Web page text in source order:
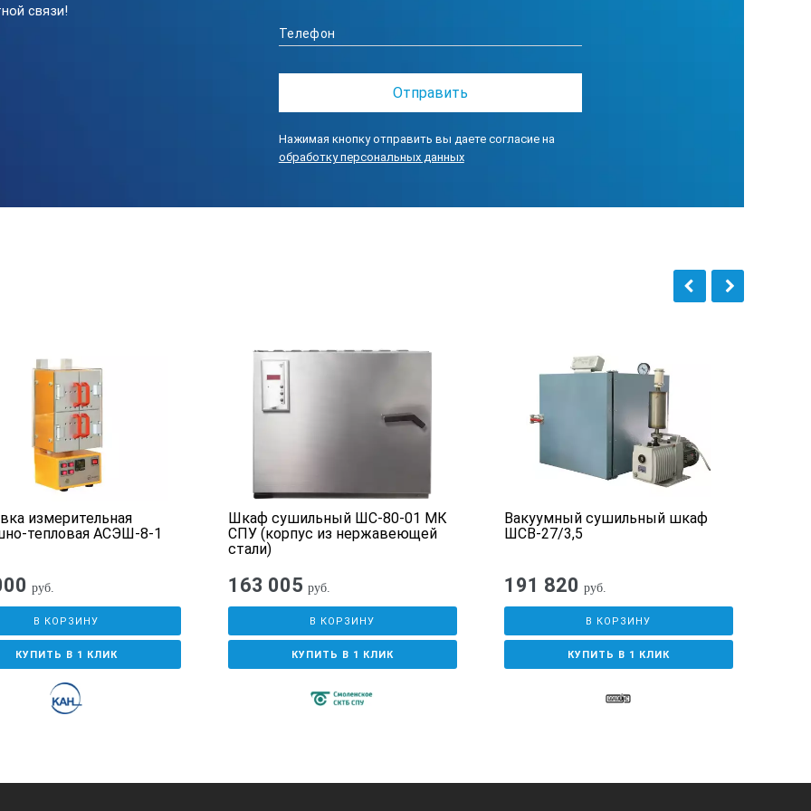
температуры, мин, не более
мм, не более 625х825х690
80
65
при эксплуатации, °С +10…+35
не менее
связи!
Нажимая кнопку отправить вы даете согласие на
обработку персональных данных
измерительная
тепловая АСЭШ-8-1
руб.
В КОРЗИНУ
КУПИТЬ В 1 КЛИК
Шкаф сушильный ШС-80-01 МК
СПУ (корпус из нержавеющей
стали)
163 005 руб.
В КОРЗИНУ
КУПИТЬ В 1 КЛИК
Вакуумный сушильный шкаф
ШСВ-27/3,5
191 820 руб.
В КОРЗИНУ
КУПИТЬ В 1 КЛИК